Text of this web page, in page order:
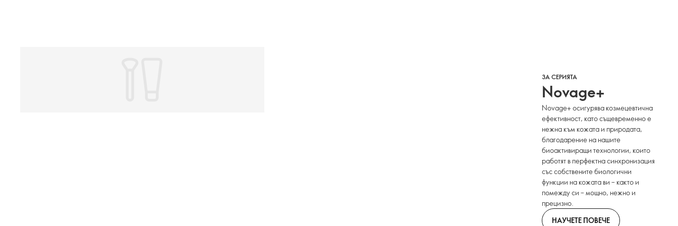
ЗА СЕРИЯТА
Novage+
Novage+ осигурява козмецевтична
ефективност, като същевременно е
нежна към кожата и природата,
благодарение на нашите
биоактивиращи технологии, които
работят в перфектна синхронизация
със собствените биологични
функции на кожата ви – както и
помежду си – мощно, нежно и
прецизно.
НАУЧЕТЕ ПОВЕЧЕ